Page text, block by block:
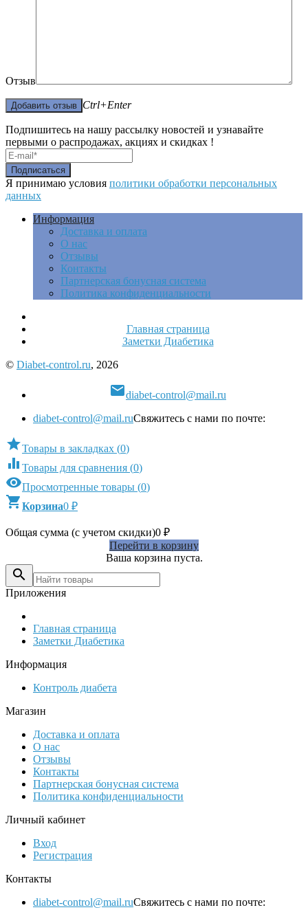
Отзыв
Ctrl+Enter
Подпишитесь на нашу рассылку новостей и узнавайте
первыми о распродажах, акциях и скидках !
Я принимаю условия политики обработки персональных
данных
Информация
Доставка и оплата
О нас
Отзывы
Контакты
Партнерская бонусная система
Политика конфиденциальности
Главная страница
Заметки Диабетика
© Diabet-control.ru, 2026
diabet-control@mail.ru
diabet-control@mail.ruСвяжитесь с нами по почте:
Товары в закладках (0)
 Товары для сравнения (0)
Просмотренные товары (0)
Корзина0 ₽
Общая сумма (с учетом скидки)0 ₽
Перейти в корзину
Ваша корзина пуста.

Приложения
Главная страница
Заметки Диабетика
Информация
Контроль диабета
Магазин
Доставка и оплата
О нас
Отзывы
Контакты
Партнерская бонусная система
Политика конфиденциальности
Личный кабинет
Вход
Регистрация
Контакты
diabet-control@mail.ruСвяжитесь с нами по почте: